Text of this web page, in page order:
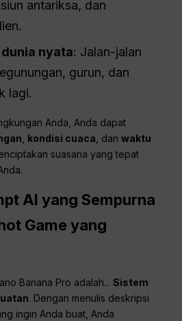
antariksa, dan
nyata: Jalan-jalan
gurun, dan
lagi.
Anda, Anda dapat
kondisi cuaca , danwaktu
suasana yang tepat
AI yang Sempurna
Game yang
Banana Pro adalah...Sistem
. Dengan menulis deskripsi
ingin Anda buat, Anda